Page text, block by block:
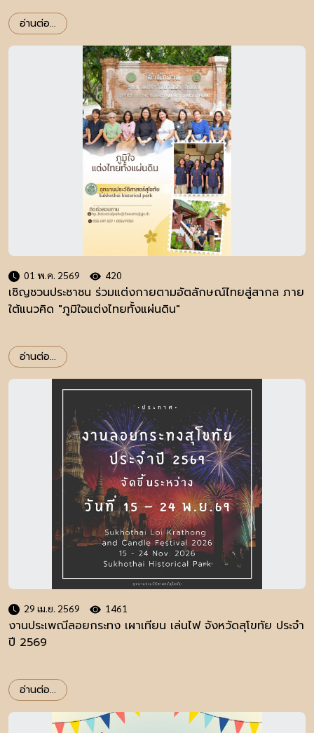
อ่านต่อ...
01 พ.ค. 2569 420
เชิญชวนประชาชน ร่วมแต่งกายตามอัตลักษณ์ไทยสู่สากล ภาย
ใต้แนวคิด "ภูมิใจแต่งไทยทั้งแผ่นดิน"
อ่านต่อ...
29 เม.ย. 2569 1461
งานประเพณีลอยกระทง เผาเทียน เล่นไฟ จังหวัดสุโขทัย ประจำ
ปี 2569
อ่านต่อ...